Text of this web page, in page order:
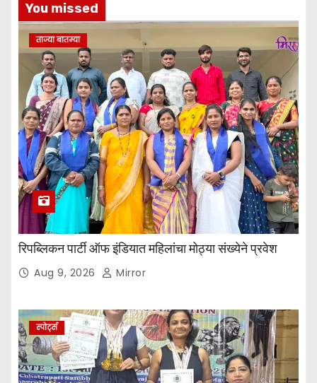
You missed
ताज्या बातम्या
रिपब्लिकन पार्टी ऑफ इंडियात महिलांचा मोठ्या संख्येने प्रवेश
Aug 9, 2026 Mirror
स्पोर्ट्स